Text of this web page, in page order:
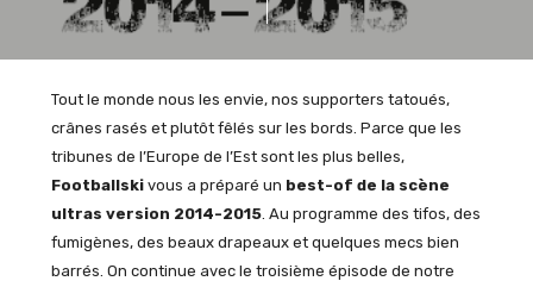
Tout le monde nous les envie, nos supporters tatoués,
crânes rasés et plutôt fêlés sur les bords. Parce que les
tribunes de l’Europe de l’Est sont les plus belles,
Footballskivous a préparé un best-of de la scène
ultras version 2014-2015. Au programme des tifos, des
fumigènes, des beaux drapeaux et quelques mecs bien
barrés. On continue avec le troisième épisode de notre